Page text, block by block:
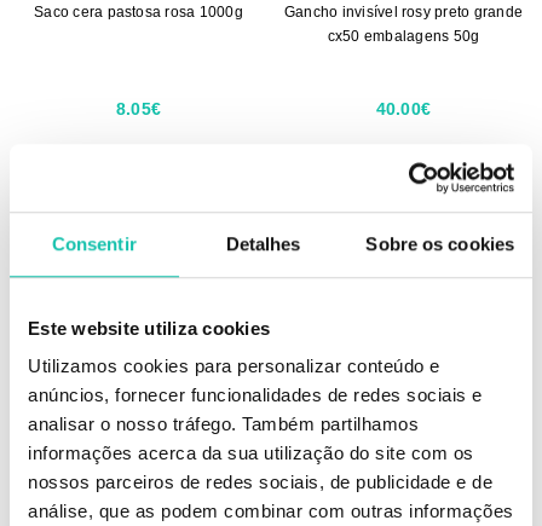
Consentir Detalhes Sobre os cookies
Este website utiliza cookies
Utilizamos cookies para personalizar conteúdo e
anúncios, fornecer funcionalidades de redes sociais e
analisar o nosso tráfego. Também partilhamos
informações acerca da sua utilização do site com os
nossos parceiros de redes sociais, de publicidade e de
análise, que as podem combinar com outras informações
Saco cera pastosa rosa 1000g
8.05€
ADICIONAR
Gancho invisível rosy preto grande
cx50 embalagens 50g
40.00€
50 g
ADICIONAR